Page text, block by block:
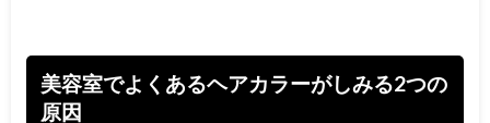
美容室でよくあるヘアカラーがしみる2つの
原因